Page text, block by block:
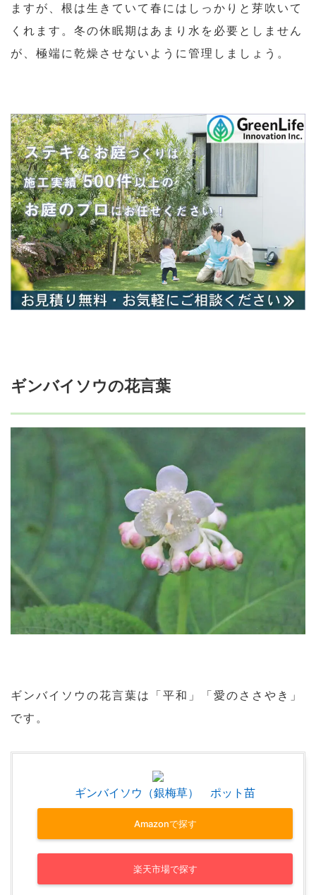
ますが、根は生きていて春にはしっかりと芽吹いて
くれます。冬の休眠期はあまり水を必要としません
が、極端に乾燥させないように管理しましょう。
ギンバイソウの花言葉
ギンバイソウの花言葉は「平和」「愛のささやき」
です。
ギンバイソウ（銀梅草） ポット苗
Amazonで探す
楽天市場で探す